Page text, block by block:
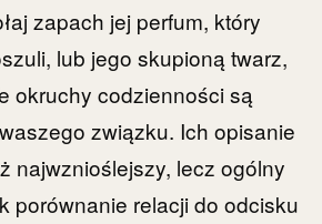
zapach jej perfum, który
lub jego skupioną twarz,
okruchy codzienności są
związku. Ich opisanie
najwznioślejszy, lecz ogólny
porównanie relacji do odcisku